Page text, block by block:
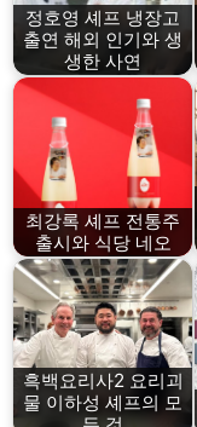
정호영 셰프 냉장고
출연 해외 인기와 생
생한 사연
최강록 셰프 전통주
출시와 식당 네오
흑백요리사2 요리괴
물 이하성 셰프의 모